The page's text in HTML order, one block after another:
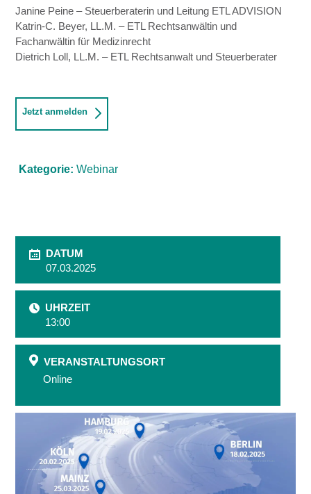
Janine Peine – Steuerberaterin und Leitung ETL ADVISION
Katrin-C. Beyer, LL.M. – ETL Rechtsanwältin und
Fachanwältin für Medizinrecht
Dietrich Loll, LL.M. – ETL Rechtsanwalt und Steuerberater
Jetzt anmelden
Kategorie: Webinar
DATUM
07.03.2025
UHRZEIT
13:00
VERANSTALTUNGSORT
Online